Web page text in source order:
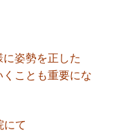
姿勢を正した
ことも重要にな
にて